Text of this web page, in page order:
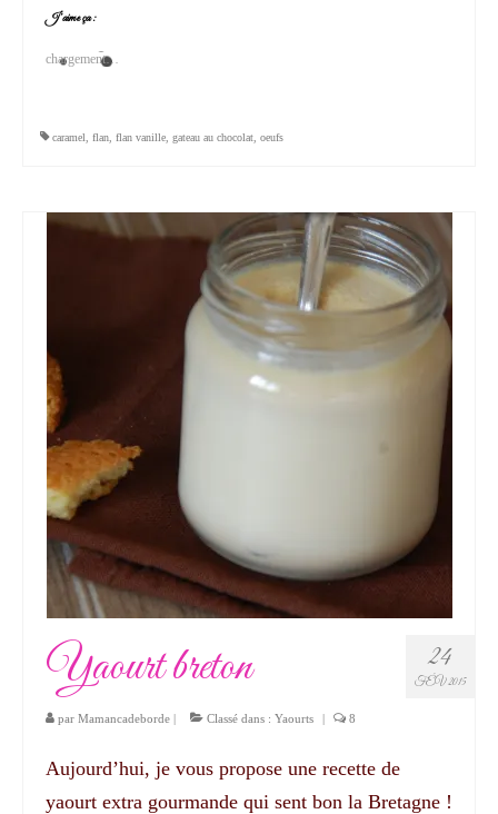
J’aime ça :
chargement…
caramel flan flan vanille gateau au chocolat oeufs
24
FÉV 2015
Yaourt breton
par Mamancadeborde | Classé dans : Yaourts | 8
Aujourd’hui, je vous propose une recette de
yaourt extra gourmande qui sent bon la Bretagne !